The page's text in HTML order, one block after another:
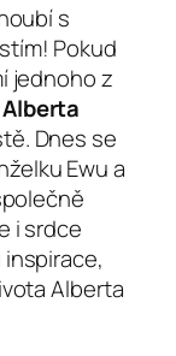
s
Pokud
jednoho z
Alberta
Dnes se
Ewu a
i srdce
Alberta